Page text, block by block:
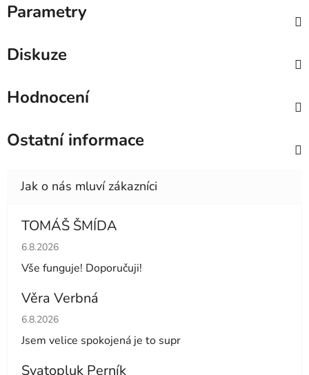
Parametry
Diskuze
Hodnocení
Ostatní informace
TOMÁŠ ŠMÍDA
Hodnocení obchodu je 5 z 5 hvězdiček.
6.8.2026
Vše funguje! Doporučuji!
Věra Verbná
Hodnocení obchodu je 5 z 5 hvězdiček.
6.8.2026
Jsem velice spokojená je to supr
Svatopluk Perník